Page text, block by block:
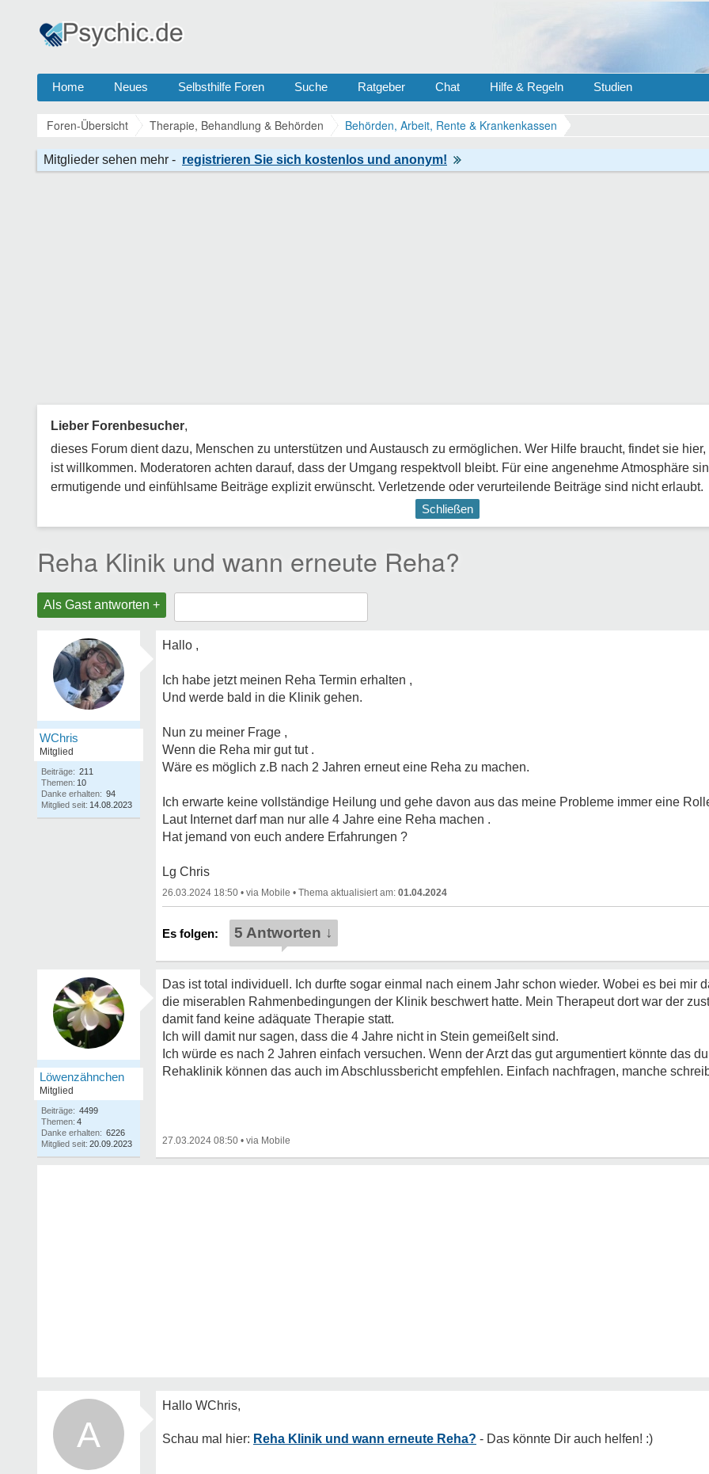
Home Neues Selbsthilfe Foren Suche Ratgeber Chat Hilfe & Regeln Studien
Foren-Übersicht Therapie, Behandlung & Behörden Behörden, Arbeit, Rente & Krankenkassen
Lieber Forenbesucher,
dieses Forum dient dazu, Menschen zu unterstützen und Austausch zu ermöglichen. Wer Hilfe braucht, findet sie
ist willkommen. Moderatoren achten darauf, dass der Umgang respektvoll bleibt. Für eine angenehme Atmosphäre
ermutigende und einfühlsame Beiträge explizit erwünscht. Verletzende oder verurteilende Beiträge sind nicht erlaubt.
Schließen
Reha Klinik und wann erneute Reha?
Als Gast antworten +
WChris
Mitglied
Beiträge: 211
Themen: 10
Danke erhalten: 94
Mitglied seit: 14.08.2023
Hallo ,
Ich habe jetzt meinen Reha Termin erhalten ,
Und werde bald in die Klinik gehen.
Nun zu meiner Frage ,
Wenn die Reha mir gut tut .
Wäre es möglich z.B nach 2 Jahren erneut eine Reha zu machen.
Ich erwarte keine vollständige Heilung und gehe davon aus das meine Probleme immer eine
Laut Internet darf man nur alle 4 Jahre eine Reha machen .
Hat jemand von euch andere Erfahrungen ?
Lg Chris
26.03.2024 18:50 • • 01.04.2024
5 Antworten ↓
Löwenzähnchen
Mitglied
Beiträge: 4499
Themen: 4
Danke erhalten: 6226
Mitglied seit: 20.09.2023
Das ist total individuell. Ich durfte sogar einmal nach einem Jahr schon wieder. Wobei es bei mir
die miserablen Rahmenbedingungen der Klinik beschwert hatte. Mein Therapeut dort war der
damit fand keine adäquate Therapie statt.
Ich will damit nur sagen, dass die 4 Jahre nicht in Stein gemeißelt sind.
Ich würde es nach 2 Jahren einfach versuchen. Wenn der Arzt das gut argumentiert könnte das
Rehaklinik können das auch im Abschlussbericht empfehlen. Einfach nachfragen, manche
27.03.2024 08:50 •
A Reha Klinik und wann erneute Reha?